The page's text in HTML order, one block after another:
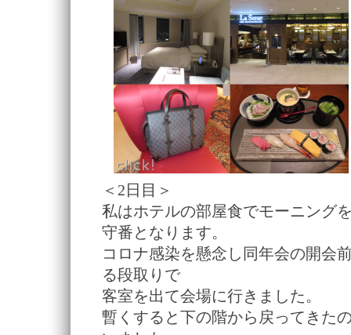
＜2日目＞
私はホテルの部屋食でモーニング
守番となります。
コロナ感染を懸念し同年会の開会
る段取りで
客室を出て会場に行きました。
暫くすると下の階から戻ってきた